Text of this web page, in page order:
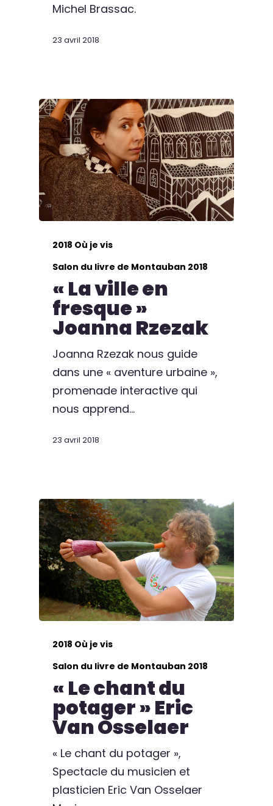
Michel Brassac.
23 avril 2018
2018 Où je vis
Salon du livre de Montauban 2018
« La ville en
fresque »
Joanna Rzezak
Joanna Rzezak nous guide
dans une « aventure urbaine »,
promenade interactive qui
nous apprend…
23 avril 2018
2018 Où je vis
Salon du livre de Montauban 2018
« Le chant du
potager » Eric
Van Osselaer
« Le chant du potager »,
Spectacle du musicien et
plasticien Eric Van Osselaer